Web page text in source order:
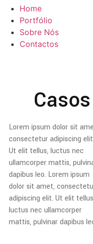
Home
Portfólio
Sobre Nós
Contactos
Lorem ipsum dolor sit
consectetur adipiscing
Ut elit tellus, luctus nec
ullamcorper mattis,
dapibus leo. Lorem ipsum
dolor sit amet,
adipiscing elit. Ut elit
luctus nec ullamcorper
mattis, pulvinar dapibus